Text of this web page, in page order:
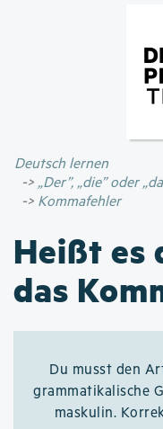
Deutsch lernen
„Der”, „die” oder
Kommafehler
Heißt es
das
Du musst den
grammatikalische
maskulin.